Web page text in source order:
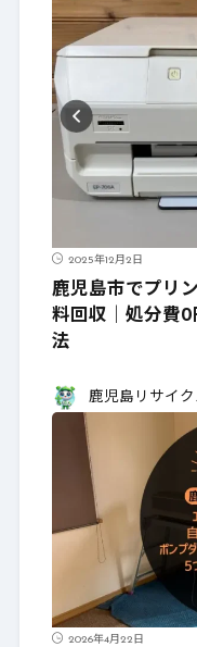
2025年12月2日
鹿児島市でプリ
料回収｜処分費
法
鹿児島リサイ
2026年4月22日